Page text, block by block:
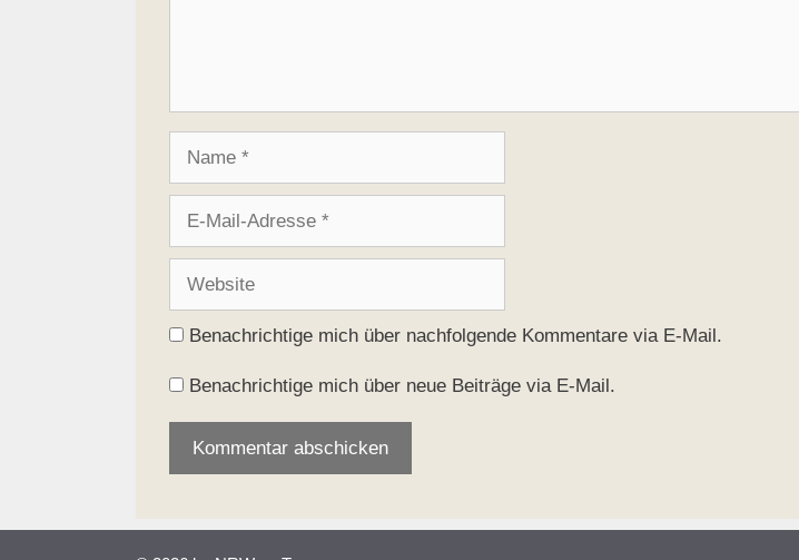
Adresse
Benachrichtige mich über nachfolgende Kommentare via E-Mail.
Benachrichtige mich über neue Beiträge via E-Mail.